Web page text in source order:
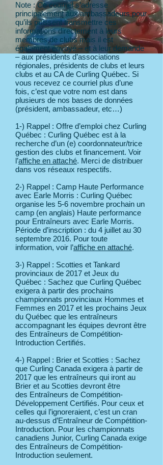
Note : Ce courriel s’adresse
principalement aux ambassadeurs pour
qu’ils puissent transmettre ces
informations directement à leurs
membres de clubs mais il est
également envoyé – et à leur demande
– aux présidents d’associations
régionales, présidents de clubs et leurs
clubs et au CA de Curling Québec. Si
vous recevez ce courriel plus d’une
fois, c’est que votre nom est dans
plusieurs de nos bases de données
(président, ambassadeur, etc…)
1-) Rappel : Offre d’emploi chez Curling
Québec : Curling Québec est à la
recherche d’un (e) coordonnateur/trice
gestion des clubs et financement. Voir
l’affiche en attaché. Merci de distribuer
dans vos réseaux respectifs.
2-) Rappel : Camp Haute Performance
avec Earle Morris : Curling Québec
organise les 5-6 novembre prochain un
camp (en anglais) Haute performance
pour Entraîneurs avec Earle Morris.
Période d’inscription : du 4 juillet au 30
septembre 2016. Pour toute
information, voir l’affiche en attaché.
3-) Rappel : Scotties et Tankard
provinciaux de 2017 et Jeux du
Québec : Sachez que Curling Québec
exigera à partir des prochains
championnats provinciaux Hommes et
Femmes en 2017 et les prochains Jeux
du Québec que les entraîneurs
accompagnant les équipes devront être
des Entraîneurs de Compétition-
Introduction Certifiés.
4-) Rappel : Brier et Scotties : Sachez
que Curling Canada exigera à partir de
2017 que les entraîneurs qui iront au
Brier et au Scotties devront être
des Entraîneurs de Compétition-
Développement Certifiés. Pour ceux et
celles qui l’ignoreraient, c’est un cran
au-dessus d’Entraîneur de Compétition-
Introduction. Pour les championnats
canadiens Junior, Curling Canada exige
des Entraîneurs de Compétition-
Introduction seulement.